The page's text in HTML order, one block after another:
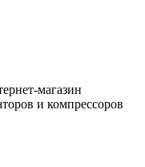
магазин
и компрессоров